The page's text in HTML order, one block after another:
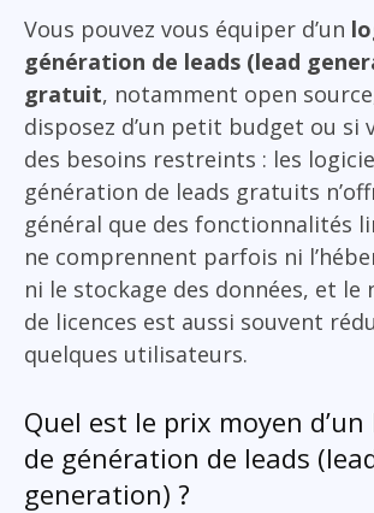
Vous pouvez vous équiper d’un
génération de leads (lead
gratuit, notamment open
disposez d’un petit budget ou si
des besoins restreints : les
génération de leads gratuits
général que des fonctionnalités
ne comprennent parfois ni
ni le stockage des données, et le
de licences est aussi souvent
quelques utilisateurs.
Quel est le prix moyen d’un
de génération de leads
generation) ?